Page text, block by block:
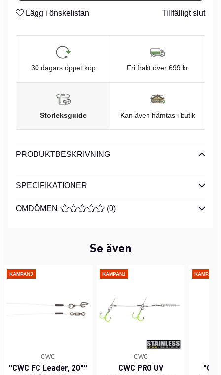
har även en simmande gång skapad av den ledade
vid Texas- och Carolinafiske. Offset-krok i storlek 2/0 passar
utmärkt. Piglet shad kan med fördel användas med
traditionell jigg skalle, vi rekommenderar krokstorlek 3/0 eller
minimala ekologiska fotavtryck. PVC-plasten som används
Saltat ftalat fritt gummi
Lägg i önskelistan Tillfälligt slut
30 dagars öppet köp Fri frakt över 699 kr
Storleksguide Kan även hämtas i butik
PRODUKTBESKRIVNING
SPECIFIKATIONER
OMDÖMEN MEDELBETYG 0 AV 5 ANTAL BETYG 0
(0)
Se även
KAMPANJ
CWC
"CWC FC Leader, 20""
KAMPANJ
CWC
CWC PRO UV
KAMPANJ